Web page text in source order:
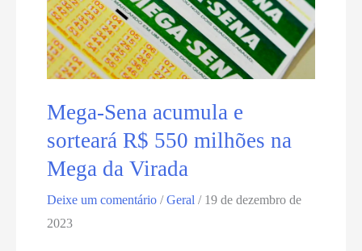
para
2024
Mega-Sena acumula e
sorteará R$ 550 milhões na
Mega da Virada
Deixe um comentário /Geral / 19 de dezembro de
2023